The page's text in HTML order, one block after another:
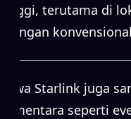
tinggi, terutama di
jaringan
Sewa Starlink juga
sementara seperti